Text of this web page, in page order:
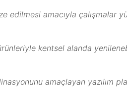
edilmesi amacıyla çalışmalar
kentsel alanda
amaçlayan yazılım